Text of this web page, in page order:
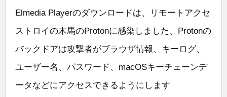
Elmedia Playerのダウンロードは、リモートアクセ
ストロイの木馬のProtonに感染しました、Protonの
バックドアは攻撃者がブラウザ情報、キーログ、
ユーザー名、パスワード、macOSキーチェーンデ
ータなどにアクセスできるようにします